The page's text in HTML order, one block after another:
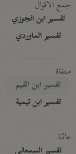
جمع الأقوال
تفسير ابن الجوزي
تفسير الماوردي
منتقاة
تفسير ابن القيم
تفسير ابن تيمية
عامّة